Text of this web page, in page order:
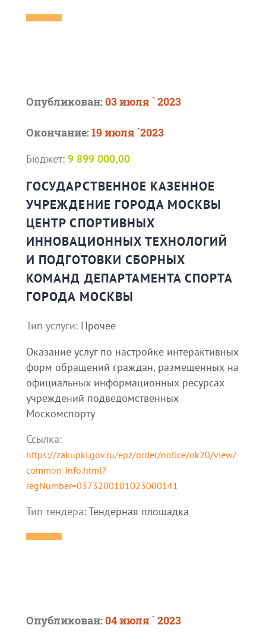
Опубликован:03 июля ` 2023
Окончание:19 июля `2023
Бюджет: 9 899 000,00
ГОСУДАРСТВЕННОЕ КАЗЕННОЕ
УЧРЕЖДЕНИЕ ГОРОДА МОСКВЫ
ЦЕНТР СПОРТИВНЫХ
ИННОВАЦИОННЫХ ТЕХНОЛОГИЙ
И ПОДГОТОВКИ СБОРНЫХ
КОМАНД ДЕПАРТАМЕНТА СПОРТА
ГОРОДА МОСКВЫ
Тип услуги: Прочее
Оказание услуг по настройке интерактивных
форм обращений граждан, размещенных на
официальных информационных ресурсах
учреждений подведомственных
Москомспорту
Ссылка:
https://zakupki.gov.ru/epz/order/notice/ok20/view/
common-info.html?
regNumber=0373200101023000141
Тип тендера:Тендерная площадка
Опубликован:04 июля ` 2023